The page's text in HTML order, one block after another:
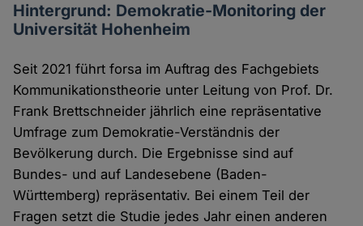
Hintergrund: Demokratie-Monitoring der
Universität Hohenheim
Seit 2021 führt forsa im Auftrag des Fachgebiets
Kommunikationstheorie unter Leitung von Prof. Dr.
Frank Brettschneider jährlich eine repräsentative
Umfrage zum Demokratie-Verständnis der
Bevölkerung durch. Die Ergebnisse sind auf
Bundes- und auf Landesebene (Baden-
Württemberg) repräsentativ. Bei einem Teil der
Fragen setzt die Studie jedes Jahr einen anderen